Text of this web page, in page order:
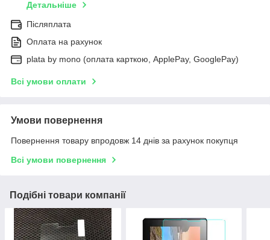
Детальніше
Післяплата
Оплата на рахунок
plata by mono (оплата карткою, ApplePay, GooglePay)
Всі умови оплати
Умови повернення
Повернення товару впродовж 14 днів за рахунок покупця
Всі умови повернення
Подібні товари компанії